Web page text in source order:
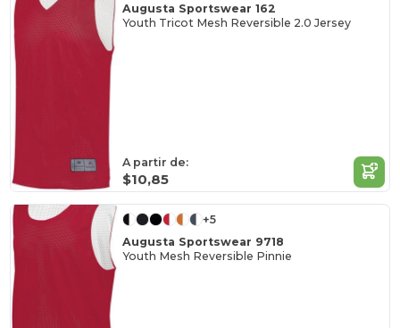
Augusta Sportswear 162
Youth Tricot Mesh Reversible 2.0 Jersey
A partir de:
$10,85
+5
Augusta Sportswear 9718
Youth Mesh Reversible Pinnie